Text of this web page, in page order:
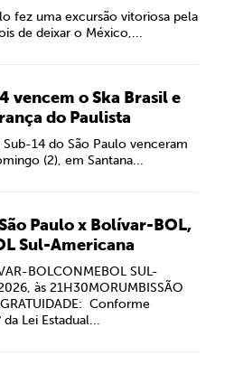
fez uma excursão vitoriosa pela
de deixar o México,...
vencem o Ska Brasil e
do Paulista
14 do São Paulo venceram
(2), em Santana...
Paulo x Bolívar-BOL,
Sul-Americana
BOLCONMEBOL SUL-
às 21H30MORUMBISSÃO
Conforme
Lei Estadual...